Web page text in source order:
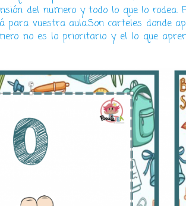
del numero y todo lo que lo
para vuestra aula.Son carteles donde
no es lo prioritario y el lo que